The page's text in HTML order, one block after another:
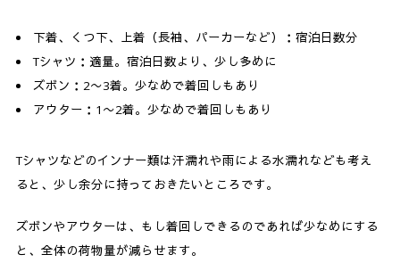
下着、くつ下、上着（長袖、パーカーなど）：宿泊日数分
Tシャツ：適量。宿泊日数より、少し多めに
ズボン：2〜3着。少なめで着回しもあり
アウター：1〜2着。少なめで着回しもあり
Tシャツなどのインナー類は汗濡れや雨による水濡れなども考え
ると、少し余分に持っておきたいところです。
ズボンやアウターは、もし着回しできるのであれば少なめにする
と、全体の荷物量が減らせます。